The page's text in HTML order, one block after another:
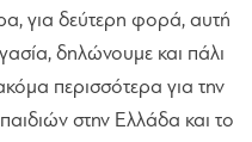
για δεύτερη φορά, αυτή
δηλώνουμε και πάλι
περισσότερα για την
στην Ελλάδα και το